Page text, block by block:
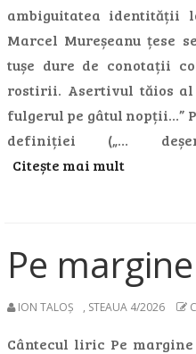
ambiguitatea identității
Marcel Mureșeanu țese
tușe dure de conotații
rostirii. Asertivul tăios al
fulgerul pe gâtul nopții…”
definiției („…
Citește mai mult
Pe
ION TALOȘ , STEAUA 4/2026
Cântecul liric Pe